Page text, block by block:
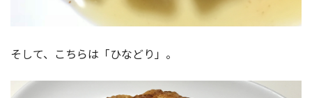
そして、こちらは「ひなどり」。